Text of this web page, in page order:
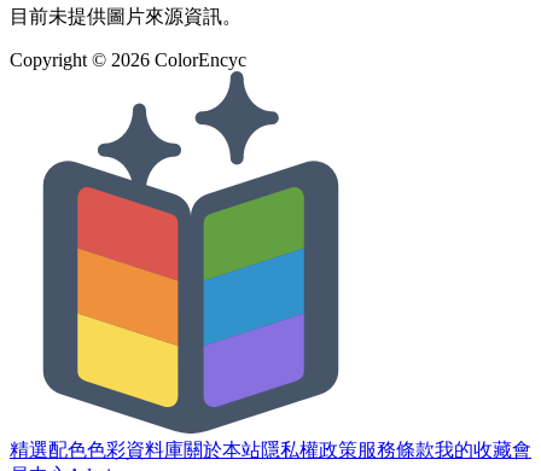
目前未提供圖片來源資訊。
Copyright © 2026 ColorEncyc
精選配色色彩資料庫關於本站隱私權政策服務條款我的收藏會